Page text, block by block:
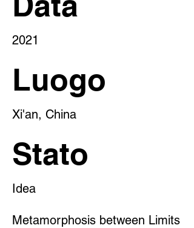
2021
Luogo
Xi'an, China
Stato
Idea
Metamorphosis between Limits